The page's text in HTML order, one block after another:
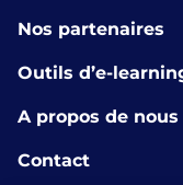
Nos partenaires
Outils d’e-
A propos de nous
Contact